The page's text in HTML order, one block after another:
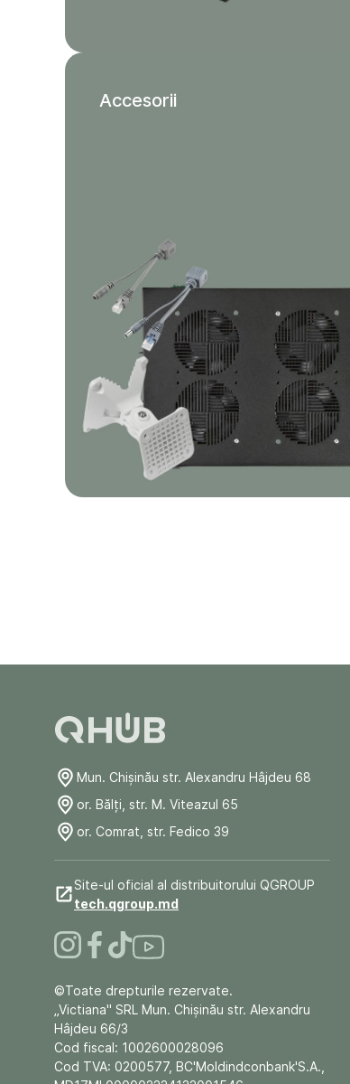
Accesorii
Mun. Chişinău str. Alexandru Hâjdeu 68
or. Bălți, str. M. Viteazul 65
or. Comrat, str. Fedico 39
Site-ul oficial al distribuitorului QGROUP
tech.qgroup.md
©Toate drepturile rezervate.
„Victiana" SRL Mun. Chişinău str. Alexandru
Hâjdeu 66/3
Cod fiscal: 1002600028096
Cod TVA: 0200577, BC'Moldindconbank'S.A.,